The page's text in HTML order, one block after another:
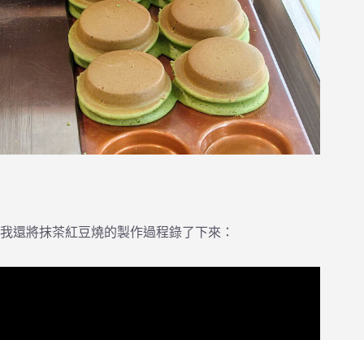
我還將抹茶紅豆燒的製作過程錄了下來：